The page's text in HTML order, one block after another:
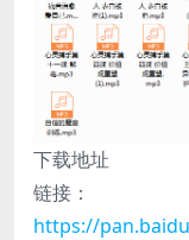
下载地址
链接：
https://